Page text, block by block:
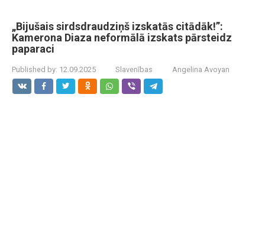
„Bijušais sirdsdraudziņš izskatās citādāk!”:
Kamerona Diaza neformālā izskats pārsteidz
paparaci
Published by: 12.09.2025 Slavenības Angelina Avoyan